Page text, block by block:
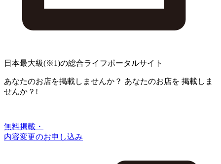
日本最大級(※1)の総合ライフポータルサイト
あなたのお店を掲載しませんか？ あなたのお店を 掲載しま
せんか？!
無料掲載・
内容変更のお申し込み